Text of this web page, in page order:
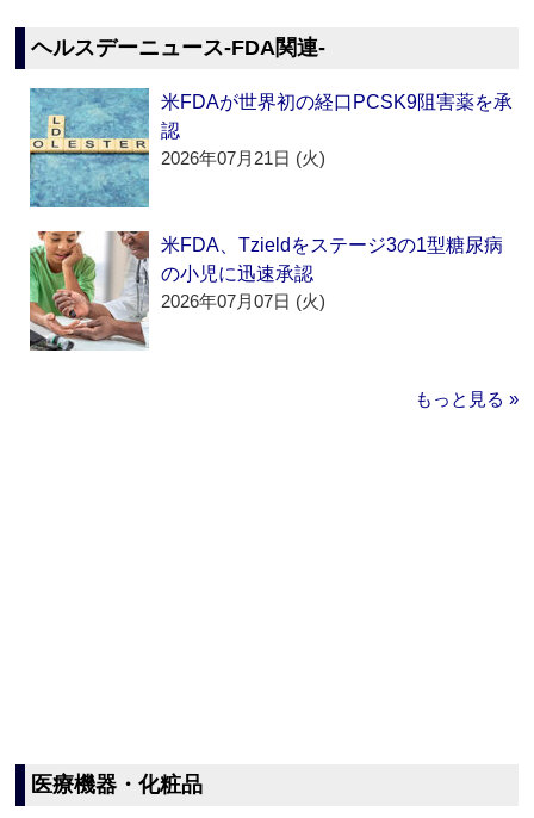
ヘルスデーニュース‐FDA関連‐
米FDAが世界初の経口PCSK9阻害薬を承
認
2026年07月21日 (火)
米FDA、Tzieldをステージ3の1型糖尿病
の小児に迅速承認
2026年07月07日 (火)
もっと見る »
医療機器・化粧品